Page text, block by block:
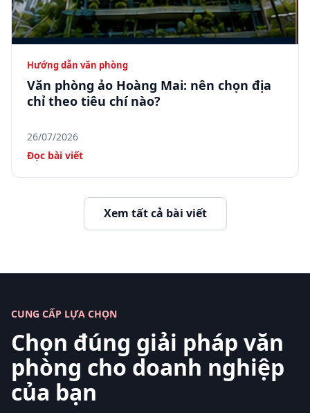
Hướng dẫn văn phòng
Văn phòng ảo Hoàng Mai: nên chọn địa
chỉ theo tiêu chí nào?
26/07/2026
Đọc bài viết
Xem tất cả bài viết
CUNG CẤP LỰA CHỌN
Chọn đúng giải pháp văn
phòng cho doanh nghiệp
của bạn